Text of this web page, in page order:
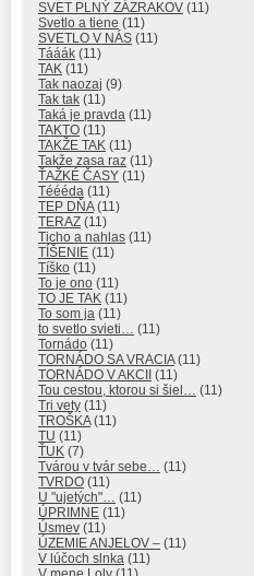
SVET PLNÝ ZÁZRAKOV (11)
Svetlo a tiene (11)
SVETLO V NÁS (11)
Tááák (11)
TAK (11)
Tak naozaj (9)
Tak tak (11)
Taká je pravda (11)
TAKTO (11)
TAKŽE TAK (11)
Takže zasa raz (11)
ŤAŽKÉ ČASY (11)
Téééda (11)
TEP DŇA(11)
TERAZ (11)
Ticho a nahlas (11)
TÍŠENIE (11)
Tíško (11)
To je ono (11)
TO JE TAK (11)
To som ja (11)
to svetlo svieti… (11)
Tornádo (11)
TORNÁDO SA VRACIA(11)
TORNÁDO V AKCII
(11)
Tou cestou, ktorou si šiel… (11)
Tri vety (11)
TROŠKA(11)
TU (11)
ŤUK (7)
Tvárou v tvár sebe… (11)
TVRDO (11)
U "ujetých"… (11)
ÚPRIMNE (11)
Úsmev (11)
ÚZEMIE ANJELOV – (11)
V lúčoch slnka (11)